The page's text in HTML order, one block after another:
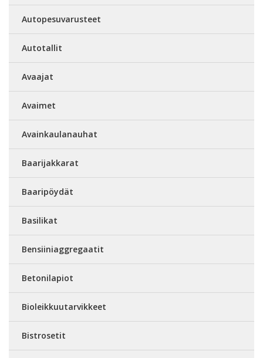
Autopesuvarusteet
Autotallit
Avaajat
Avaimet
Avainkaulanauhat
Baarijakkarat
Baaripöydät
Basilikat
Bensiiniaggregaatit
Betonilapiot
Bioleikkuutarvikkeet
Bistrosetit